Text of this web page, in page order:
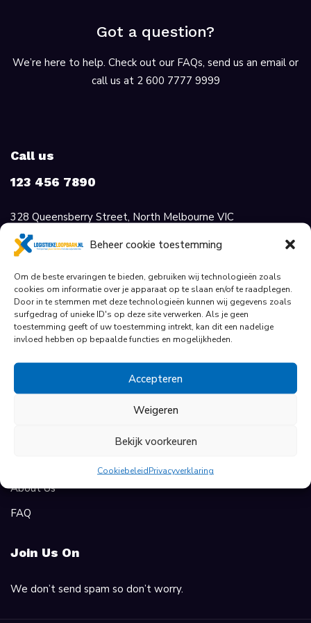
Beheer cookie toestemming
Om de beste ervaringen te bieden, gebruiken wij technologieën zoals
cookies om informatie over je apparaat op te slaan en/of te raadplegen.
Door in te stemmen met deze technologieën kunnen wij gegevens zoals
surfgedrag of unieke ID's op deze site verwerken. Als je geen
toestemming geeft of uw toestemming intrekt, kan dit een nadelige
invloed hebben op bepaalde functies en mogelijkheden.
Accepteren
Weigeren
Bekijk voorkeuren
CookiebeleidPrivacyverklaring
Got a question?
We’re here to help. Check out our FAQs, send us an email or
call us at 2 600 7777 9999
Call us
123 456 7890
328 Queensberry Street, North Melbourne VIC
3051, Australia.
support@superio.com
For Candidates
For Employers
Employer Dashboard
About Us
FAQ
Join Us On
We don’t send spam so don’t worry.